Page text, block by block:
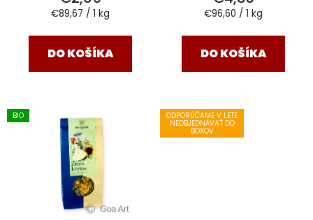
Jednotková
€89,67 / 1 kg
DO KOŠÍKA
Jednotková
€96,60 / 1 kg
DO KOŠÍKA
BIO ODPORÚČAME V LETE
NEOBJEDNÁVAŤ DO
BOXOV